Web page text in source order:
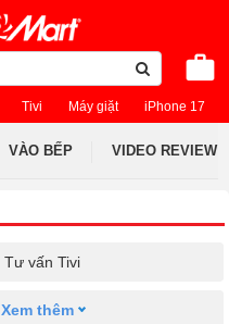
Tivi Máy giặt iPhone 17
VÀO BẾP VIDEO REVIEW
Tư vấn Tivi
Xem thêm